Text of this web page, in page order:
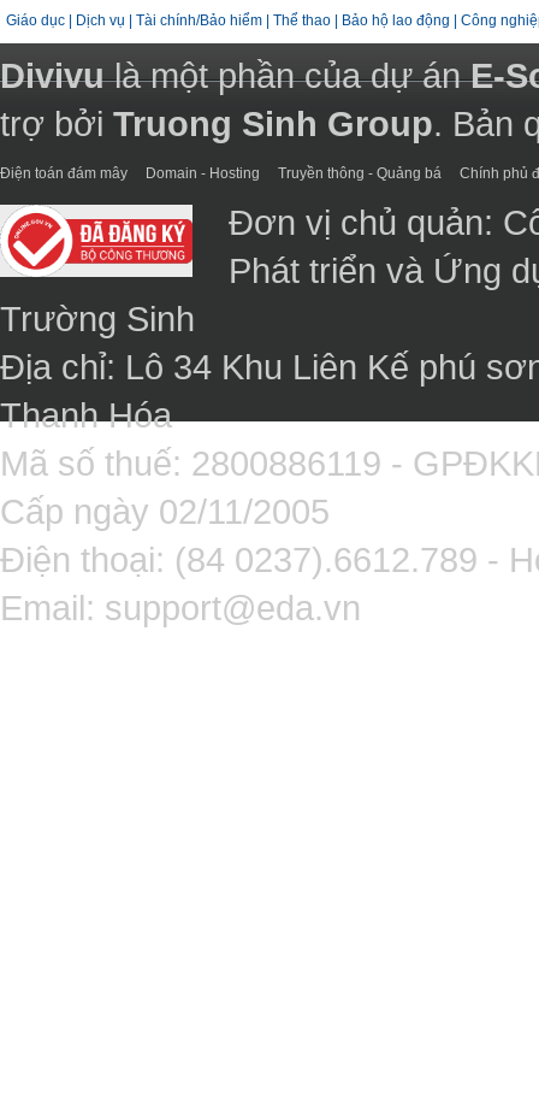
Giáo dục Dịch vụ Tài chính/Bảo hiểm Thể thao Bảo hộ lao động Công
Divivulà một phần của dự ánE-
trợ bởi Truong Sinh Group. Bản
Điện toán đám mây Domain - Hosting Truyền thông - Quảng bá Chính phủ
Đơn vị chủ quản:
Phát triển và Ứng
Trường Sinh
Địa chỉ: Lô 34 Khu Liên Kế phú
Thanh Hóa
Mã số thuế: 2800886119 -
Cấp ngày 02/11/2005
Điện thoại: (84 0237).6612.789 -
Email: support@eda.vn